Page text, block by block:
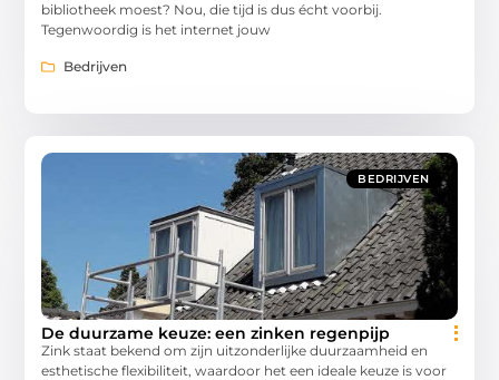
bibliotheek moest? Nou, die tijd is dus écht voorbij.
Tegenwoordig is het internet jouw
Bedrijven
BEDRIJVEN
De duurzame keuze: een zinken regenpijp
Zink staat bekend om zijn uitzonderlijke duurzaamheid en
esthetische flexibiliteit, waardoor het een ideale keuze is voor